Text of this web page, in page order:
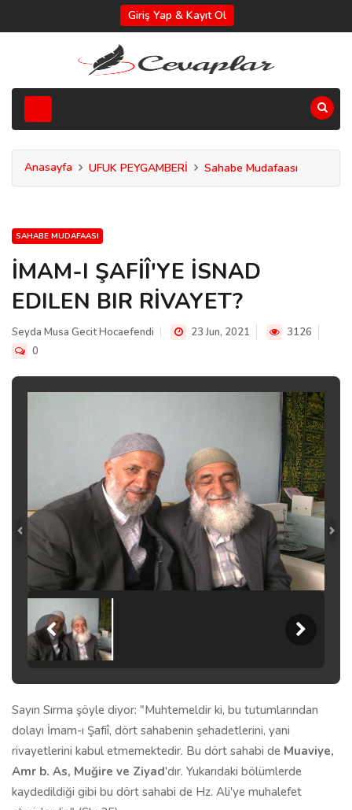
Giriş Yap & Kayıt Ol
Anasayfa UFUK PEYGAMBERİ Sahabe Mudafaası
SAHABE MUDAFAASI
İMAM-I ŞAFİÎ'YE İSNAD
EDILEN BIR RİVAYET?
Seyda Musa Gecit Hocaefendi 23 Jun, 2021
3126
0
Sayın Sırma şöyle diyor: "Muhtemeldir ki, bu tutumlarından
dolayı İmam-ı Şafiî, dört sahabenin şehadetlerini, yani
rivayetlerini kabul etmemektedir. Bu dört sahabi de Muaviye,
Amr b. As, Muğire ve Ziyad'dır. Yukarıdaki bölümlerde
kaydedildiği gibi bu dört sahabi de Hz. Ali'ye muhalefet